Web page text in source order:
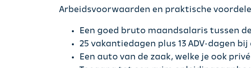
Arbeidsvoorwaarden en praktische
Een goed bruto maandsalaris tussen
25 vakantiedagen plus 13 ADV-dagen
Een auto van de zaak, welke je ook